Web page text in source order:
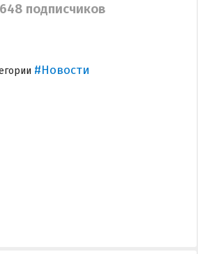
подписчиков
#Новости